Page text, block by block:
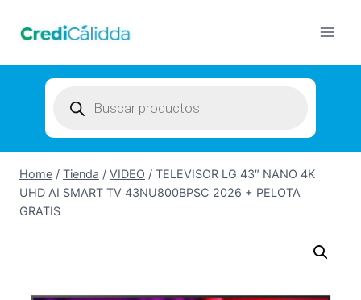
search
Home / Tienda / VIDEO / TELEVISOR LG 43″ NANO 4K
UHD AI SMART TV 43NU800BPSC 2026 + PELOTA
GRATIS